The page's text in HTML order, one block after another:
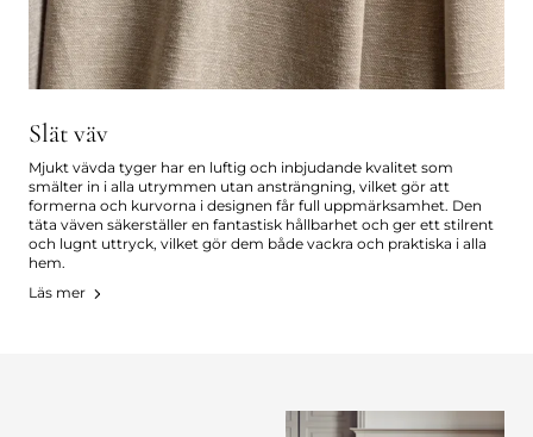
Slät väv
Mjukt vävda tyger har en luftig och inbjudande kvalitet som
smälter in i alla utrymmen utan ansträngning, vilket gör att
formerna och kurvorna i designen får full uppmärksamhet. Den
täta väven säkerställer en fantastisk hållbarhet och ger ett stilrent
och lugnt uttryck, vilket gör dem både vackra och praktiska i alla
hem.
Läs mer